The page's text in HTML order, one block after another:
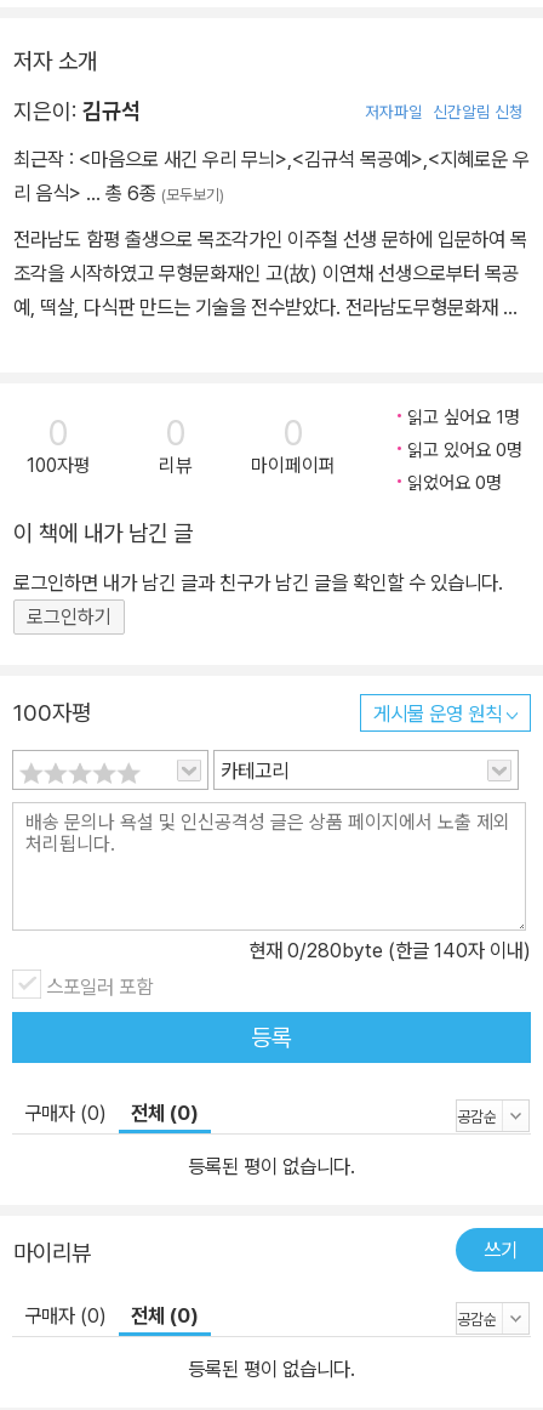
저자 소개
지은이: 김규석 저자파일 신간알림 신청
최근작 : <마음으로 새긴 우리 무늬>,<김규석 목공예>,<지혜로운 우
리 음식> … 총 6종 (모두보기)
전라남도 함평 출생으로 목조각가인 이주철 선생 문하에 입문하여 목
조각을 시작하였고 무형문화재인 고(故) 이연채 선생으로부터 목공
예, 떡살, 다식판 만드는 기술을 전수받았다. 전라남도무형문화재 제
창과 문화관광부장관 표창 및 대통령산업포장 수상을 하였으며 전라
남도 담양에 위치한 목산공예관에서 작품 활동을 이어가고 있다. 저
서로는 『전통음식. 떡살』(오성출판사), 『소중한 우리떡살』(미술문화
식』(미술문화출판사)이 있다.
0
100자평
0
리뷰
0
마이페이퍼
읽고 싶어요 1명
읽고 있어요 0명
읽었어요 0명
이 책에 내가 남긴 글
로그인하면 내가 남긴 글과 친구가 남긴 글을 확인할 수 있습니다.
로그인하기
100자평 게시물 운영 원칙
카테고리
현재 0/280byte (한글 140자 이내)
스포일러 포함
등록
구매자 (0) 전체 (0)
등록된 평이 없습니다.
마이리뷰 쓰기
구매자 (0) 전체 (0)
등록된 평이 없습니다.